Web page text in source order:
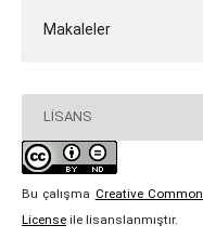
Makaleler
LISANS
Bu çalışma Creative
Licenseile lisanslanmıştır.